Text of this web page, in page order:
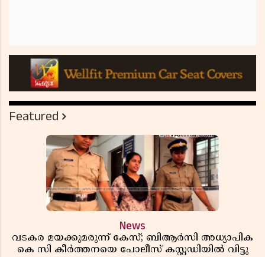
Featured
News
വടകര മയക്കുമരുന്ന് കേസ്; ബിആർസി അധ്യാപിക
കെ സി കീർത്തനയെ പോലീസ് കസ്റ്റഡിയിൽ വിട്ടു